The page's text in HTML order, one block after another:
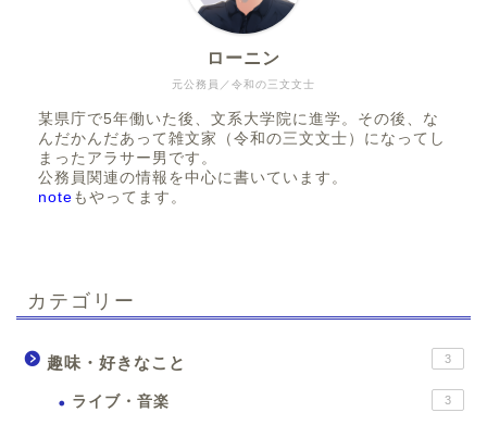
元公務員／令和の三文文士
ローニン
某県庁で5年働いた後、文系大学院に進学。その後、な
んだかんだあって雑文家（令和の三文文士）になってし
まったアラサー男です。
公務員関連の情報を中心に書いています。
note もやってます。
カテゴリー
趣味・好きなこと 3
ライブ・音楽 3